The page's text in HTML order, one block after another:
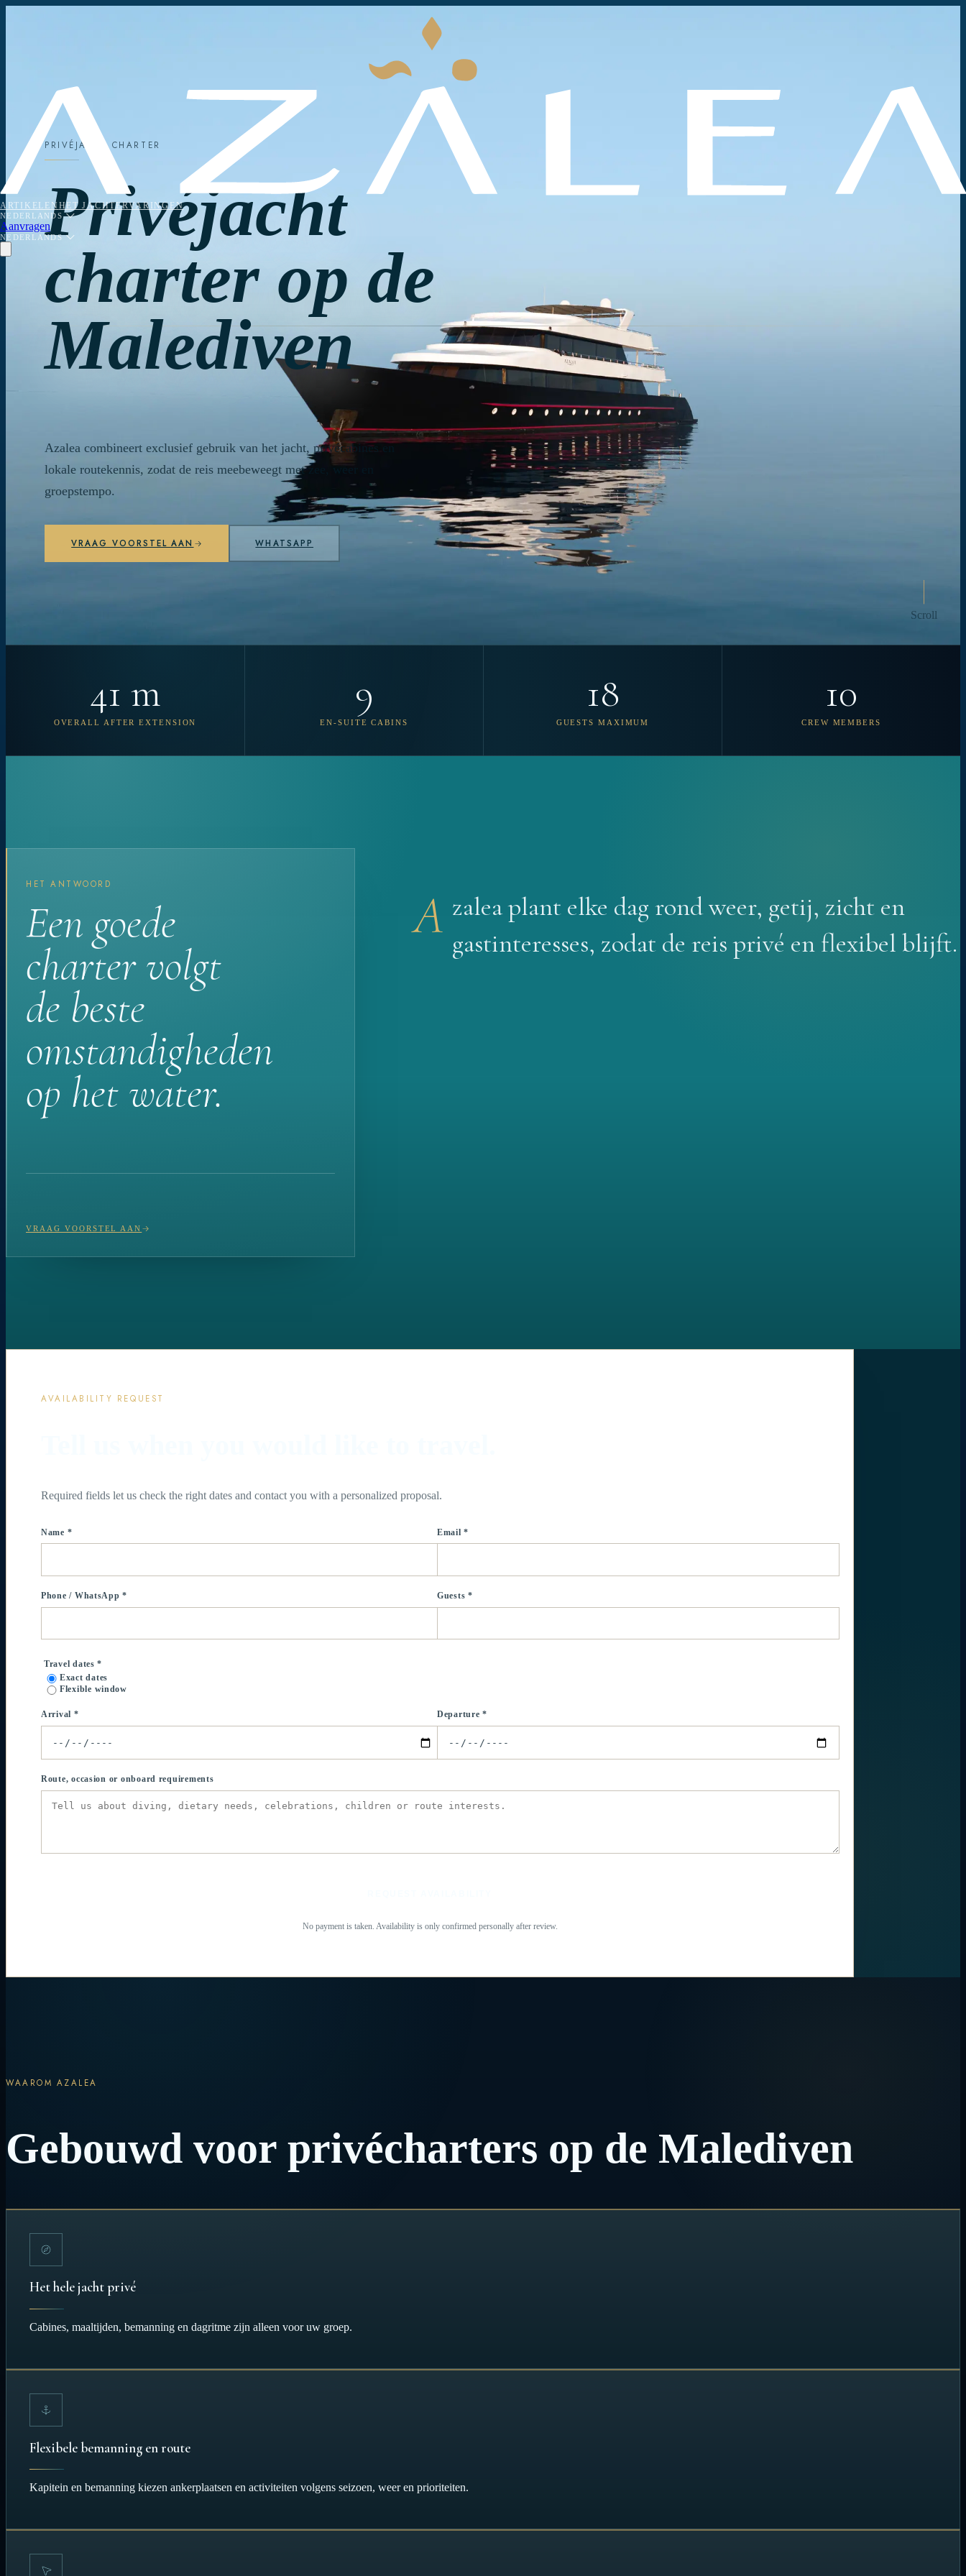
ARTIKELENHET JACHT ERVARINGEN
NEDERLANDS
Aanvragen
NEDERLANDS
PRIVÉJACHT CHARTER
Privéjacht
charter op de
Malediven
Azalea combineert exclusief gebruik van het jacht, privécabines en
lokale routekennis, zodat de reis meebeweegt met zee, weer en
groepstempo.
VRAAG VOORSTEL AAN WHATSAPP
Scroll
41 m
OVERALL AFTER EXTENSION
9
EN-SUITE CABINS
18
GUESTS MAXIMUM
10
CREW MEMBERS
HET ANTWOORD
Een goede
charter volgt
de beste
omstandigheden
op het water.
VRAAG VOORSTEL AAN
A zalea plant elke dag rond weer, getij, zicht en
gastinteresses, zodat de reis privé en flexibel blijft.
AVAILABILITY REQUEST
Required fields let us check the right dates and contact you with a personalized proposal.
Name * Email *
Phone / WhatsApp * Guests *
Travel dates *
Exact dates
Flexible window
Arrival * Departure *
Route, occasion or onboard requirements
No payment is taken. Availability is only confirmed personally after review.
WAAROM AZALEA
Gebouwd voor privécharters op de Malediven
Het hele jacht privé
Cabines, maaltijden, bemanning en dagritme zijn alleen voor uw groep.
Flexibele bemanning en route
Kapitein en bemanning kiezen ankerplaatsen en activiteiten volgens seizoen, weer en prioriteiten.